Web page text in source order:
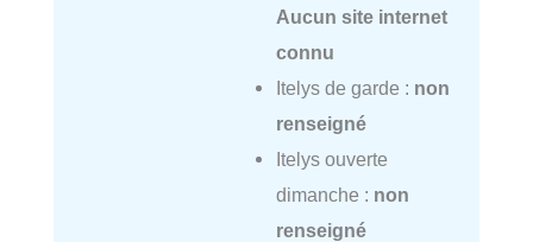
Aucun site internet
connu
Itelys de garde : non
renseigné
Itelys ouverte
dimanche : non
renseigné